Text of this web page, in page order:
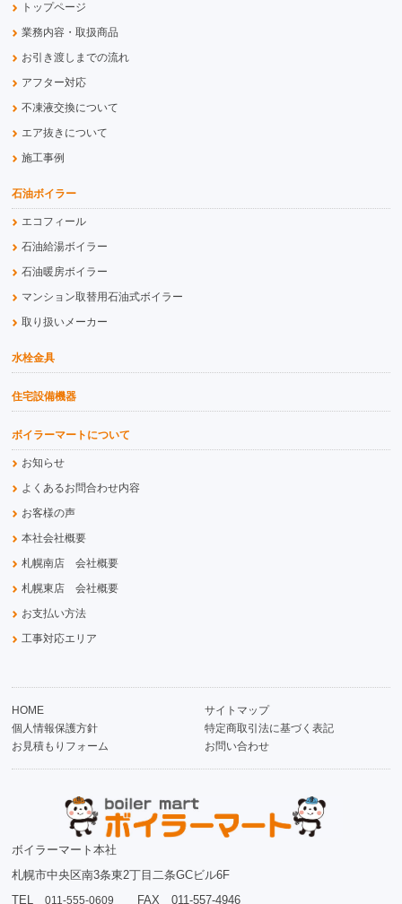
トップページ
業務内容・取扱商品
お引き渡しまでの流れ
アフター対応
不凍液交換について
エア抜きについて
施工事例
石油ボイラー
エコフィール
石油給湯ボイラー
石油暖房ボイラー
マンション取替用石油式ボイラー
取り扱いメーカー
水栓金具
住宅設備機器
ボイラーマートについて
お知らせ
よくあるお問合わせ内容
お客様の声
本社会社概要
札幌南店 会社概要
札幌東店 会社概要
お支払い方法
工事対応エリア
HOME
サイトマップ
個人情報保護方針
特定商取引法に基づく表記
お見積もりフォーム
お問い合わせ
ボイラーマート本社
札幌市中央区南3条東2丁目二条GCビル6F
TEL011-555-0609 FAX 011-557-4946